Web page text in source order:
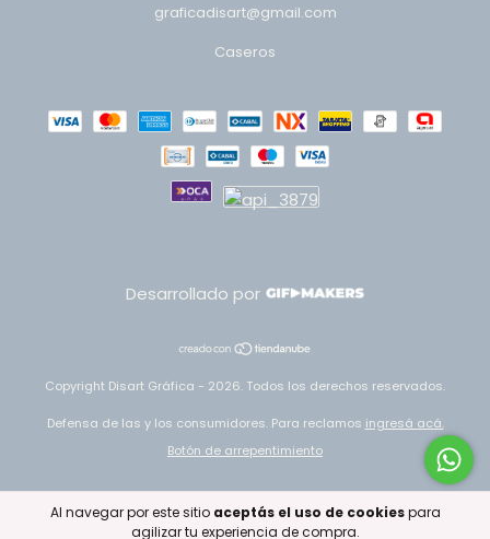
Al navegar por este sitio aceptás el uso de cookiespara
agilizar tu experiencia de compra.
graficadisart@gmail.com
Caseros
Desarrollado por
Copyright Disart Gráfica - 2026. Todos los derechos reservados.
Defensa de las y los consumidores. Para reclamos ingresá acá.
Botón de arrepentimiento